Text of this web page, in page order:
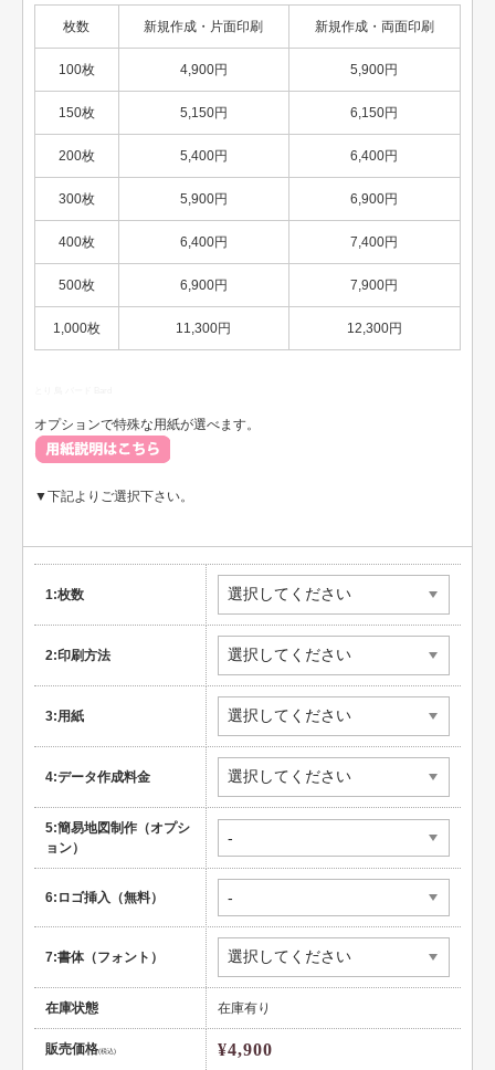
枚数 新規作成・片面印刷 新規作成・両面印刷
100枚 4,900円 5,900円
150枚 5,150円 6,150円
200枚 5,400円 6,400円
300枚 5,900円 6,900円
400枚 6,400円 7,400円
500枚 6,900円 7,900円
1,000枚 11,300円 12,300円
オプションで特殊な用紙が選べます。
▼下記よりご選択下さい。
1:枚数
2:印刷方法
3:用紙
4:データ作成料金
5:簡易地図制作（オプシ
ョン）
6:ロゴ挿入（無料）
7:書体（フォント）
在庫状態 在庫有り
販売価格(税込) ¥4,900